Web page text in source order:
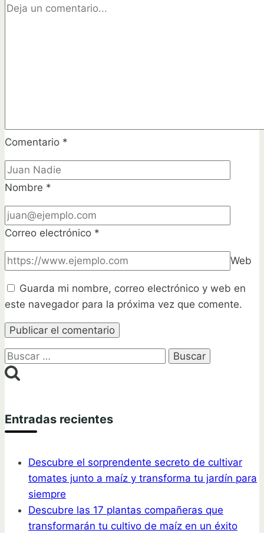
Comentario *
Nombre *
Correo electrónico *
Web
Guarda mi nombre, correo electrónico y web en
este navegador para la próxima vez que comente.
Buscar:
Entradas recientes
Descubre el sorprendente secreto de cultivar
tomates junto a maíz y transforma tu jardín para
siempre
Descubre las 17 plantas compañeras que
transformarán tu cultivo de maíz en un éxito